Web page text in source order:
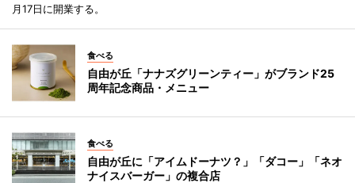
月17日に開業する。
食べる
自由が丘「ナナズグリーンティー」がブランド25
周年記念商品・メニュー
食べる
自由が丘に「アイムドーナツ？」「ダコー」「ネオ
ナイスバーガー」の複合店